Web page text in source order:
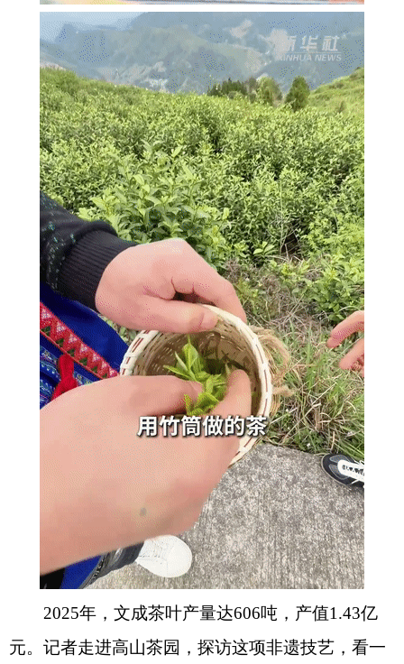
2025年，文成茶叶产量达606吨，产值1.43亿
元。记者走进高山茶园，探访这项非遗技艺，看一